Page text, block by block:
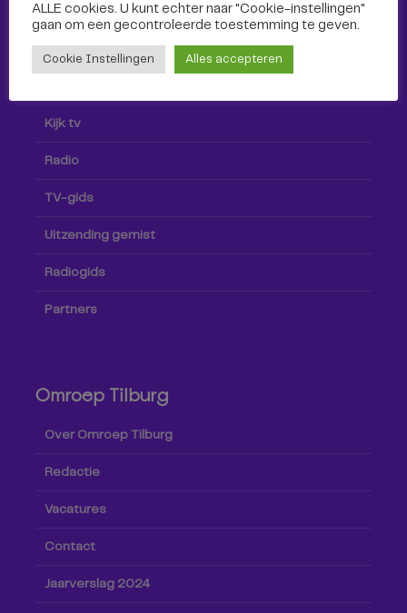
Kijk tv
Radio
TV-gids
Uitzending gemist
Radiogids
Partners
Omroep Tilburg
Over Omroep Tilburg
Redactie
Vacatures
Contact
Jaarverslag 2024
ALLE cookies. U kunt echter naar "Cookie-instellingen"
gaan om een ​​gecontroleerde toestemming te geven.
Cookie Instellingen Alles accepteren